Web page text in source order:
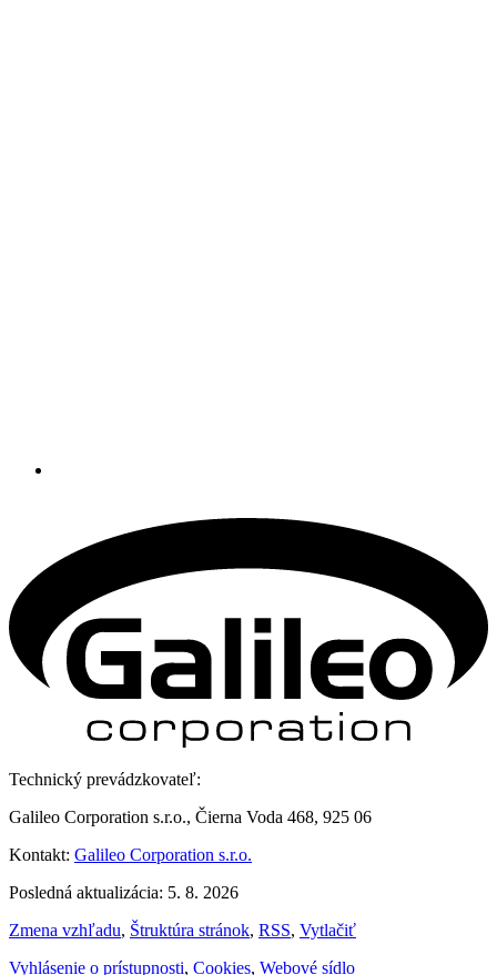
Technický prevádzkovateľ:
Galileo Corporation s.r.o., Čierna Voda 468, 925 06
Kontakt: Galileo Corporation s.r.o.
Posledná aktualizácia: 5. 8. 2026
Zmena vzhľadu, Štruktúra stránok, RSS, Vytlačiť
Vyhlásenie o prístupnosti, Cookies, Webové sídlo